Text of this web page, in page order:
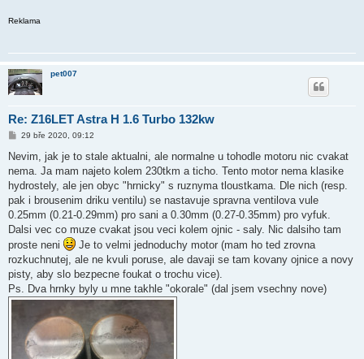
Reklama
pet007
Re: Z16LET Astra H 1.6 Turbo 132kw
P
í
p
ě
e
k
29 bře 2020, 09:12
Nevim, jak je to stale aktualni, ale normalne u tohodle motoru nic cvakat
nema. Ja mam najeto kolem 230tkm a ticho. Tento motor nema klasike
hydrostely, ale jen obyc "hrnicky" s ruznyma tloustkama. Dle nich (resp.
pak i brousenim driku ventilu) se nastavuje spravna ventilova vule
0.25mm (0.21-0.29mm) pro sani a 0.30mm (0.27-0.35mm) pro vyfuk.
Dalsi vec co muze cvakat jsou veci kolem ojnic - saly. Nic dalsiho tam
proste neni
Je to velmi jednoduchy motor (mam ho ted zrovna
rozkuchnutej, ale ne kvuli poruse, ale davaji se tam kovany ojnice a novy
pisty, aby slo bezpecne foukat o trochu vice).
Ps. Dva hrnky byly u mne takhle "okorale" (dal jsem vsechny nove)